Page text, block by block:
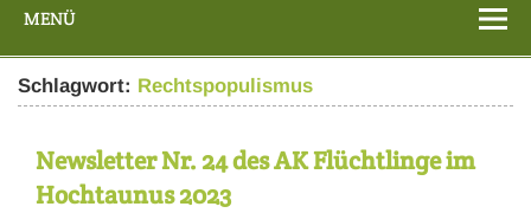
MENÜ
Schlagwort: Rechtspopulismus
Newsletter Nr. 24 des AK Flüchtlinge im
Hochtaunus 2023